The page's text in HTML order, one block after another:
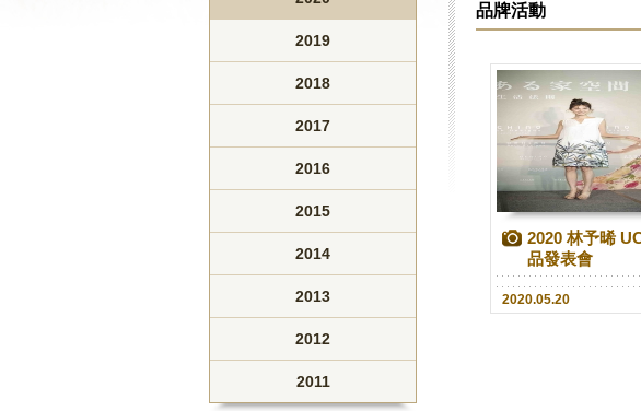
2019
2018
2017
2016
2015
2014
2013
2012
2011
品牌活動
2020 林予晞
品發表會
2020.05.20